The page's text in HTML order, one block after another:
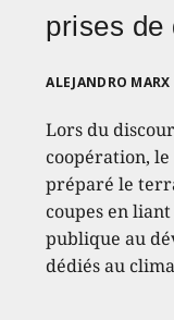
prises de
ALEJANDRO MARX
Lors du
coopération,
préparé le
coupes en liant
publique au
dédiés au